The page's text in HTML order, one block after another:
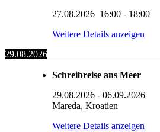
27.08.2026 16:00 - 18:00
Weitere Details anzeigen
29.08.2026
Schreibreise ans Meer
29.08.2026 - 06.09.2026
Mareda, Kroatien
Weitere Details anzeigen